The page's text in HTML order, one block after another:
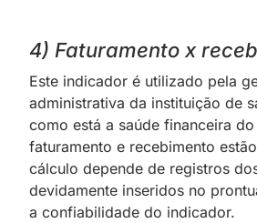
4) Faturamento x
Este indicador é utilizado pela
administrativa da instituição de
como está a saúde financeira
faturamento e recebimento
cálculo depende de registros
devidamente inseridos no
a confiabilidade do indicador.